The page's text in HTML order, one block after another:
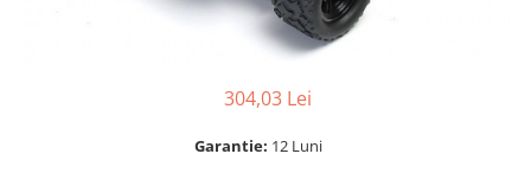
304,03 Lei
Garantie: 12 Luni